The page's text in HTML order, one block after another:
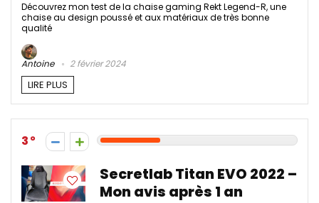
Découvrez mon test de la chaise gaming Rekt Legend-R, une
chaise au design poussé et aux matériaux de très bonne
qualité
Antoine 2 février 2024
LIRE PLUS
3
Secretlab Titan EVO 2022 –
Mon avis après 1 an